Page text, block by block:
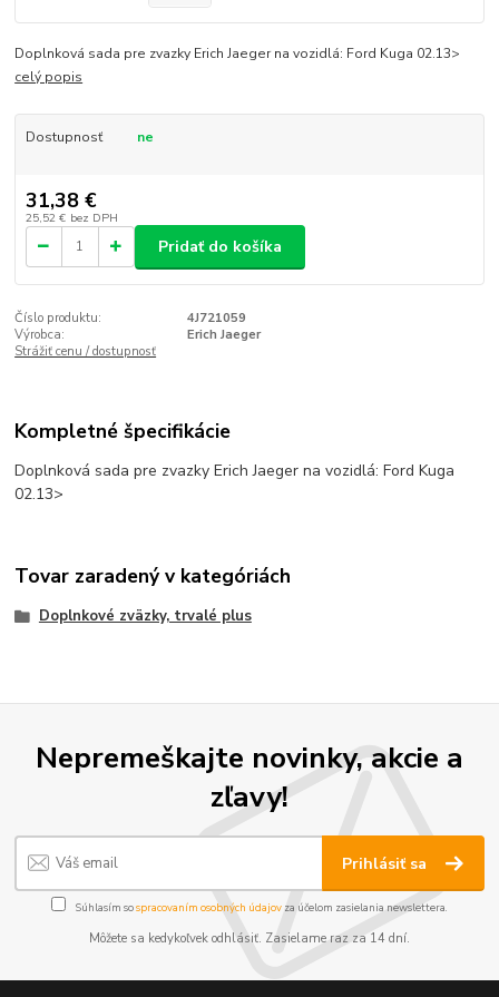
Doplnková sada pre zvazky Erich Jaeger na vozidlá: Ford Kuga 02.13>
celý popis
Dostupnosť ne
31,38 €
25,52 € bez DPH
Pridať do košíka
Číslo produktu:
4J721059
Výrobca:
Erich Jaeger
Strážiť cenu / dostupnosť
Kompletné špecifikácie
Doplnková sada pre zvazky Erich Jaeger na vozidlá: Ford Kuga
02.13>
Tovar zaradený v kategóriách
Doplnkové zväzky, trvalé plus
Nepremeškajte novinky, akcie a
zľavy!
Prihlásiť sa
Súhlasím sospracovaním osobných údajov za účelom zasielania newslettera.
Môžete sa kedykoľvek odhlásiť. Zasielame raz za 14 dní.